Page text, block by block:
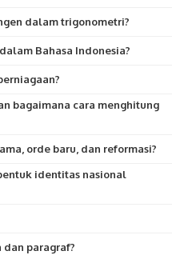
dalam trigonometri?
Bahasa Indonesia?
bagaimana cara menghitung
orde baru, dan reformasi?
identitas nasional
paragraf?